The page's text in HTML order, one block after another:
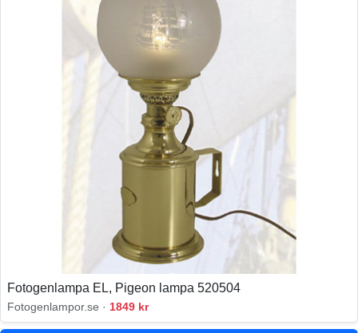
Fotogenlampa EL, Pigeon lampa 520504
Fotogenlampor.se · 1849 kr